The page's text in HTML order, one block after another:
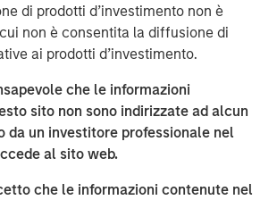
di prodotti d’investimento non è
non è consentita la diffusione di
ai prodotti d’investimento.
che le informazioni
sito non sono indirizzate ad alcun
da un investitore professionale nel
al sito web.
che le informazioni contenute nel
supplying crucial services to a fully
base, Southern Star is a “core”
The system consists of
miles of mainline and branch
with 2.4 billion cubic feet (Bcf)
delivery capacity. In addition, the
storage network of eight
47 Bcf, with aggregate